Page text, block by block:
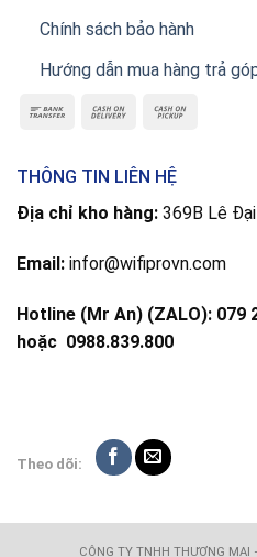
Chính sách bảo hành
Hướng dẫn mua hàng trả
THÔNG TIN LIÊN HỆ
Địa chỉ kho hàng: 369B Lê Đại
Email: infor@wifiprovn.com
Hotline (Mr An) (ZALO): 079
hoặc 0988.839.800
Theo dõi:
CÔNG TY TNHH THƯƠNG MẠI